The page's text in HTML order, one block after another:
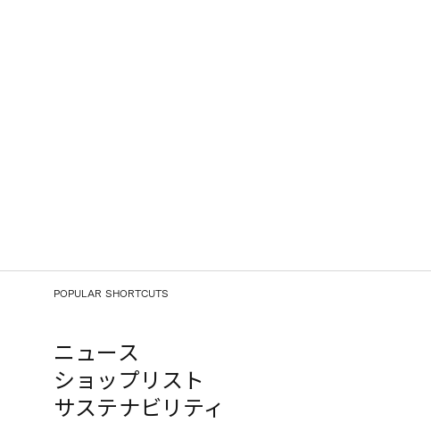
POPULAR SHORTCUTS
ニュース
ショップリスト
サステナビリティ